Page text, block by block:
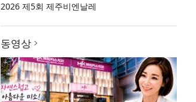
2026 제5회 제주비엔날레
동영상